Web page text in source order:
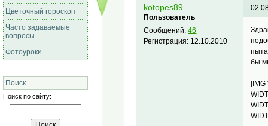
Цветочный гороскоп
Часто задаваемые
вопросы
Фотоуроки
Поиск
Поиск по сайту:
kotopes89
Пользователь
Сообщений:46
Регистрация: 12.10.2010
бы